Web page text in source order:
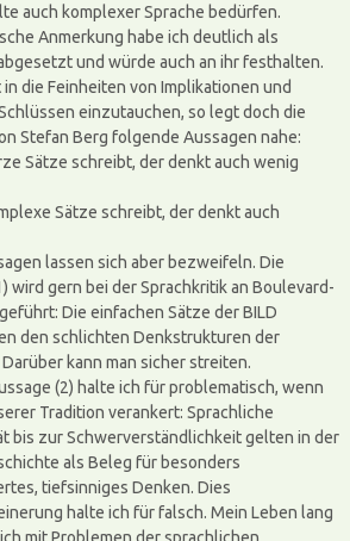
auch komplexer Sprache bedürfen.
Anmerkung habe ich deutlich als
und würde auch an ihr festhalten.
die Feinheiten von Implikationen und
einzutauchen, so legt doch die
Stefan Berg folgende Aussagen nahe:
Sätze schreibt, der denkt auch wenig
Sätze schreibt, der denkt auch
lassen sich aber bezweifeln. Die
wird gern bei der Sprachkritik an Boulevard-
Die einfachen Sätze der BILD
den schlichten Denkstrukturen der
kann man sicher streiten.
(2) halte ich für problematisch, wenn
Tradition verankert: Sprachliche
bis zur Schwerverständlichkeit gelten in der
als Beleg für besonders
tiefsinniges Denken. Dies
halte ich für falsch. Mein Leben lang
mit Problemen der sprachlichen